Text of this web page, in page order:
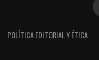
POLÍTICA EDITORIAL Y ÉTICA